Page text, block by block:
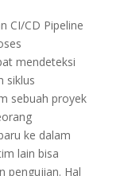
CI/CD Pipeline
mendeteksi
siklus
sebuah proyek
ke dalam
lain bisa
pengujian. Hal